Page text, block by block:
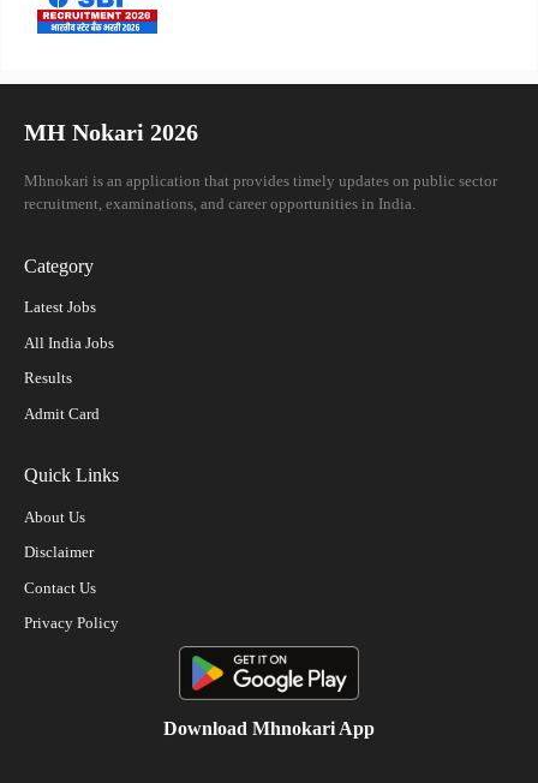
MH Nokari 2026
Mhnokari is an application that provides timely updates on public sector
recruitment, examinations, and career opportunities in India.
Category
Latest Jobs
All India Jobs
Results
Admit Card
Quick Links
About Us
Disclaimer
Contact Us
Privacy Policy
Download Mhnokari App